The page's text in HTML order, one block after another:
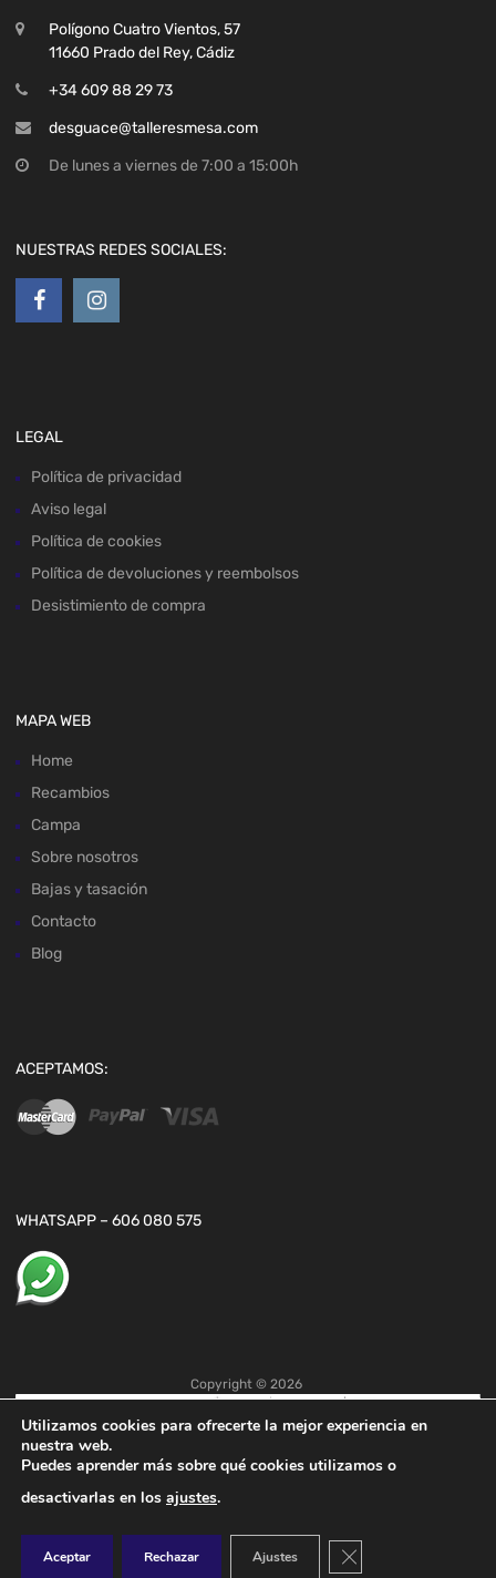
Polígono Cuatro Vientos, 57
11660 Prado del Rey, Cádiz
+34 609 88 29 73
desguace@talleresmesa.com
De lunes a viernes de 7:00 a 15:00h
NUESTRAS REDES SOCIALES:
LEGAL
Política de privacidad
Aviso legal
Política de cookies
Política de devoluciones y reembolsos
Desistimiento de compra
MAPA WEB
Home
Recambios
Campa
Sobre nosotros
Bajas y tasación
Contacto
Blog
ACEPTAMOS:
WHATSAPP – 606 080 575
Copyright © 2026
Utilizamos cookies para ofrecerte la mejor experiencia en
nuestra web.
Puedes aprender más sobre qué cookies utilizamos o
desactivarlas en los ajustes.
Aceptar Rechazar Ajustes Cerrar el banner de